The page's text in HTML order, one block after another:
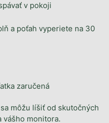
v pokoji
a poťah vyperiete na 30
zaručená
môžu líšiť od skutočných
vášho monitora.